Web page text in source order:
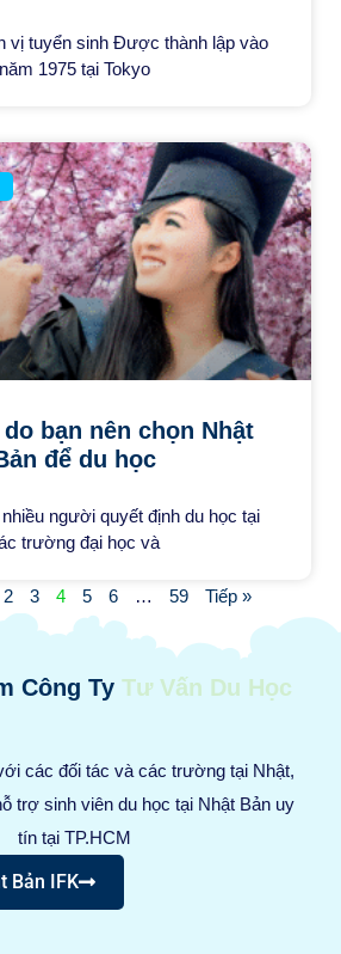
vị tuyển sinh Được thành lập vào
năm 1975 tại Tokyo
bạn nên chọn Nhật
để du học
người quyết định du học tại
trường đại học và
2 3 4 5 6 … 59 Tiếp »
Công Ty Tư Vấn Du Học
các đối tác và các trường tại Nhật,
trợ sinh viên du học tại Nhật Bản uy
tín tại TP.HCM
Bản IFK